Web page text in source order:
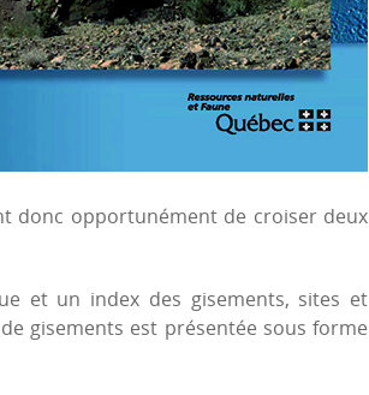
donc opportunément de croiser deux
et un index des gisements, sites et
gisements est présentée sous forme